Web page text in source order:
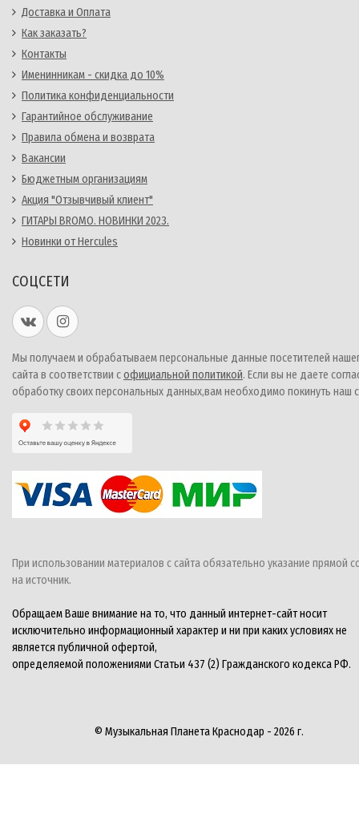
Доставка и Оплата
Как заказать?
Контакты
Именинникам - скидка до 10%
Политика конфиденциальности
Гарантийное обслуживание
Правила обмена и возврата
Вакансии
Бюджетным организациям
Акция "Отзывчивый клиент"
ГИТАРЫ BROMO. НОВИНКИ 2023.
Новинки от Hercules
СОЦСЕТИ
Мы получаем и обрабатываем персональные данные посетителей
сайта в соответствии софициальной политикой. Если вы не даете
обработку своих персональных данных,вам необходимо покинуть наш
При использовании материалов с сайта обязательно указание прямой
на источник.
Обращаем Ваше внимание на то, что данный интернет-сайт носит
исключительно информационный характер и ни при каких условиях не
является публичной офертой,
определяемой положениями Статьи 437 (2) Гражданского кодекса РФ.
© Музыкальная Планета Краснодар - 2026 г.